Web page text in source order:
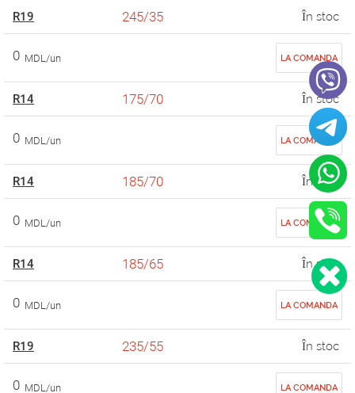
R19 245/35 În stoc
0 MDL/un LA COMANDA
R14 175/70 În stoc
0 MDL/un LA COMANDA
R14 185/70 În stoc
0 MDL/un LA COMANDA
R14 185/65 În stoc
0 MDL/un LA COMANDA
R19 235/55 În stoc
0 MDL/un LA COMANDA